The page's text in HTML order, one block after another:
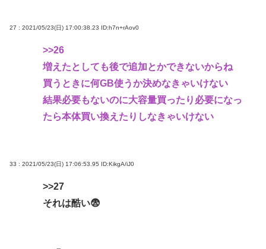
27 : 2021/05/23(日) 17:00:38.23 ID:h7n+rAov0
>>26
増えたとしても後で追加とかできないからね
買うときに何GB使うか決めなきゃいけない
結果必要もないのに大容量買ったり必要になっ
たら本体買い換えたりしなきゃいけない
33 : 2021/05/23(日) 17:06:53.95 ID:KikgA/iJ0
>>27
それは酷い😨